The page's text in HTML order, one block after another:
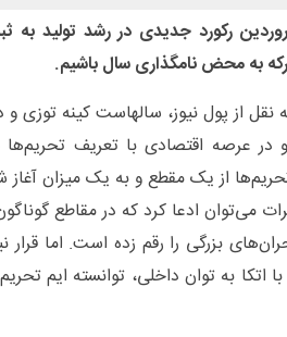
رکورد جدیدی در رشد تولید به
به محض نامگذاری سال باشیم.
نقل از پول نیوز، سالهاست کینه توزی
عرصه اقتصادی با تعریف تحریم‌ها
از یک مقطع و به یک میزان آغاز
می‌توان ادعا کرد که در مقاطع
بزرگی را رقم زده است. اما قرار
اتکا به توان داخلی، توانسته ایم